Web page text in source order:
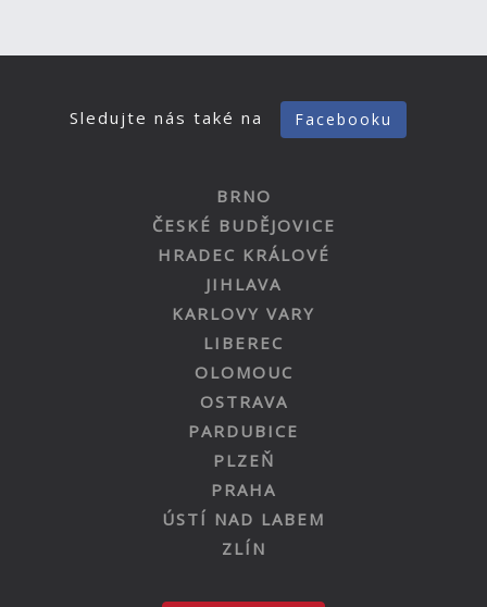
Sledujte nás také na Facebooku
BRNO
ČESKÉ BUDĚJOVICE
HRADEC KRÁLOVÉ
JIHLAVA
KARLOVY VARY
LIBEREC
OLOMOUC
OSTRAVA
PARDUBICE
PLZEŇ
PRAHA
ÚSTÍ NAD LABEM
ZLÍN